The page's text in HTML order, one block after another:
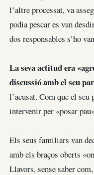
l’altre processat, va
podia pescar es van
dos responsables s’ho
La seva actitud era
discussió amb el seu
l’acusat. Com que el seu
intervenir per «posar
Els seus familiars van
amb els braços oberts
Llavors, sense saber